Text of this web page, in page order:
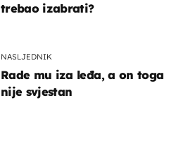
trebao izabrati?
NASLJEDNIK
Rade mu iza leđa, a on toga
nije svjestan